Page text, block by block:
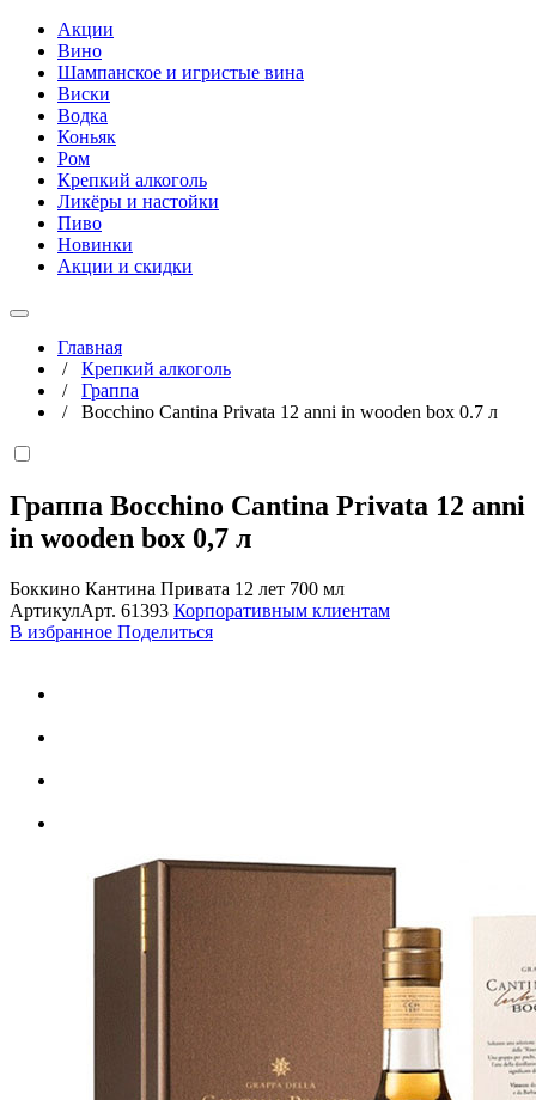
Акции
Вино
Шампанское и игристые вина
Виски
Водка
Коньяк
Ром
Крепкий алкоголь
Ликёры и настойки
Пиво
Новинки
Акции и скидки
Главная
/ Крепкий алкоголь
/ Граппа
/ Bocchino Cantina Privata 12 anni in wooden box 0.7 л
Граппа Bocchino Cantina Privata 12 anni
in wooden box 0,7 л
Боккино Кантина Привата 12 лет 700 мл
АртикулАрт. 61393 Корпоративным клиентам
В избранное Поделиться